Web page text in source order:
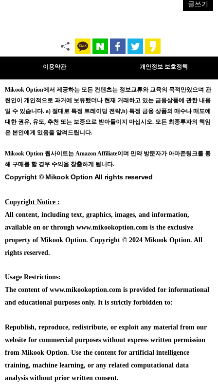
글쓰기
이용약관 개인정보 보호정책
Mikook Option에서 제공하는 모든 컨텐츠는 정보교류와 교육의 목적만있으며 관
련인이 개인적으로 과거에 보유했더나 현재 거래하고 있는 금융상품에 관한 내용
일 수 있습니다. a) 절대로 특정 트레이딩 전략,b) 특정 금융 상품의 매수나 매도에
대한 권유, 유도, 추천 또는 보증으로 받아들이지 마십시오. 모든 최종투자의 책임
은 본인에게 있음을 알려드립니다.
Mikook Option 웹사이트는 Amazon Affiliate이며 만약 방문자가 아마존링크를 통
해 구매를 할 경우 수익을 창출하게 됩니다.
Copyright © Mikook Option All rights reserved
Copyright Notice :
All content, including text, graphics, images, and information,
available on or through www.mikookoption.com is the exclusive
property of Mikook Option. Copyright © 2024 Mikook Option. All
rights reserved.
Usage Restrictions:
The content of www.mikookoption.com is provided for informational
and educational purposes only. It is strictly forbidden to:
Republish, reproduce, redistribute, or exploit any material from our
website for commercial purposes without express written permission
from Mikook Option. Use the content for artificial intelligence
training, machine learning, or any related computational data
analysis without prior written consent.